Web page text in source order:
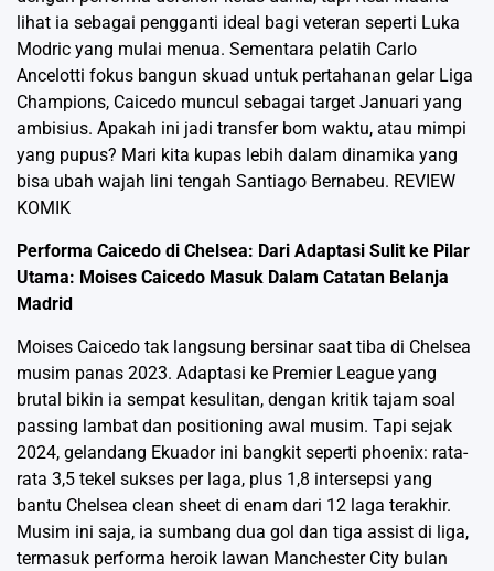
lihat ia sebagai pengganti ideal bagi veteran seperti Luka
Modric yang mulai menua. Sementara pelatih Carlo
Ancelotti fokus bangun skuad untuk pertahanan gelar Liga
Champions, Caicedo muncul sebagai target Januari yang
ambisius. Apakah ini jadi transfer bom waktu, atau mimpi
yang pupus? Mari kita kupas lebih dalam dinamika yang
bisa ubah wajah lini tengah Santiago Bernabeu. REVIEW
KOMIK
Performa Caicedo di Chelsea: Dari Adaptasi Sulit ke Pilar
Utama: Moises Caicedo Masuk Dalam Catatan Belanja
Madrid
Moises Caicedo tak langsung bersinar saat tiba di Chelsea
musim panas 2023. Adaptasi ke Premier League yang
brutal bikin ia sempat kesulitan, dengan kritik tajam soal
passing lambat dan positioning awal musim. Tapi sejak
2024, gelandang Ekuador ini bangkit seperti phoenix: rata-
rata 3,5 tekel sukses per laga, plus 1,8 intersepsi yang
bantu Chelsea clean sheet di enam dari 12 laga terakhir.
Musim ini saja, ia sumbang dua gol dan tiga assist di liga,
termasuk performa heroik lawan Manchester City bulan